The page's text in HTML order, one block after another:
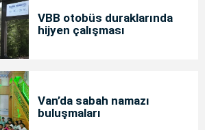
VBB otobüs duraklarında
hijyen çalışması
Van’da sabah namazı
buluşmaları